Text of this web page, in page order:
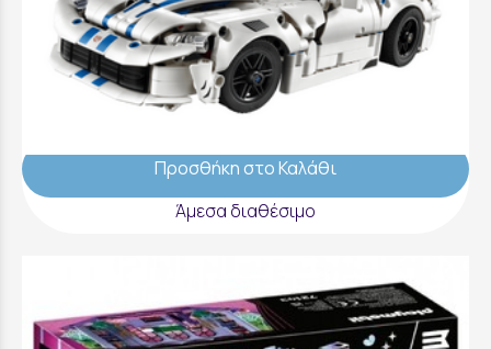
LEGO Technic Dodge Viper GTS-R Sports
Car - 42234
67,99 €
Προσθήκη στο Καλάθι
Άμεσα διαθέσιμο